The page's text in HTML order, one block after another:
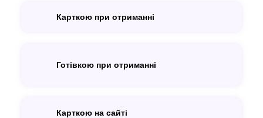
Карткою при отриманні
Готівкою при отриманні
Карткою на сайті